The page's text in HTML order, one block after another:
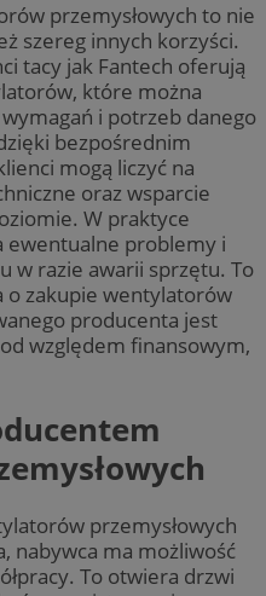
przemysłowych to nie
szereg innych korzyści.
tacy jak Fantech oferują
które można
i potrzeb danego
bezpośrednim
mogą liczyć na
oraz wsparcie
W praktyce
ewentualne problemy i
w razie awarii sprzętu. To
o zakupie wentylatorów
producenta jest
względem finansowym,
przemysłowych
nabywca ma możliwość
To otwiera drzwi